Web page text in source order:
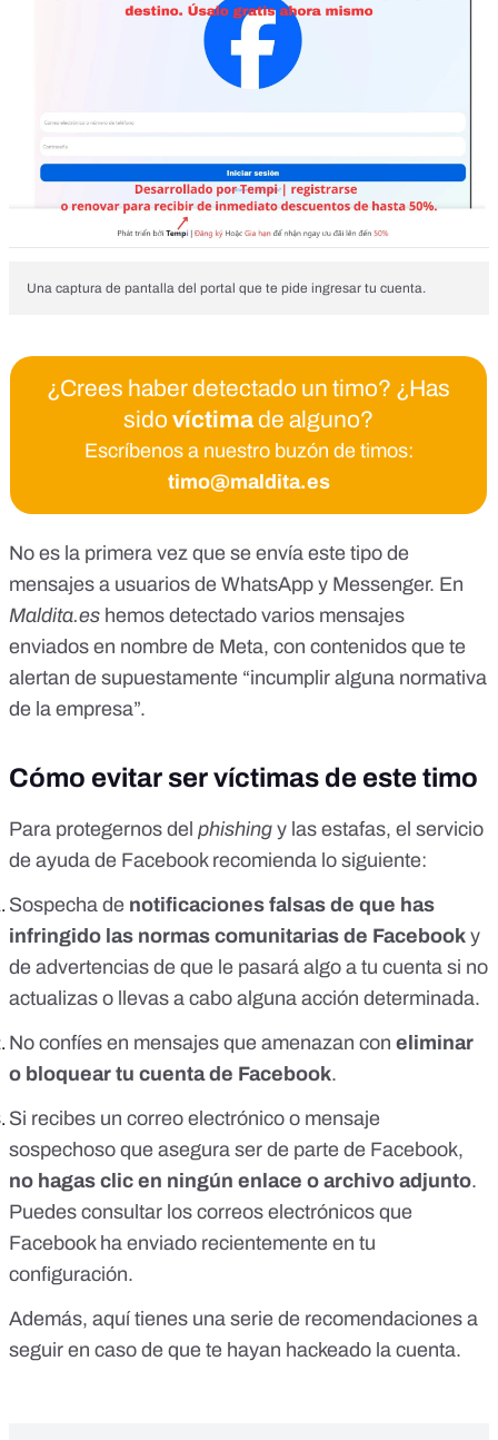
Una captura de pantalla del portal que te pide ingresar tu cuenta.
¿Crees haber detectado un timo? ¿Has
sidovíctimade alguno?
Escríbenos a nuestro buzón de timos:
timo@maldita.es
No es la primera vez que se envía este tipo de
mensajes a usuarios de WhatsApp y Messenger. En
Maldita.es hemos detectado varios mensajes
enviados en nombre de Meta, con contenidos que te
alertan de supuestamente “incumplir alguna normativa
de la empresa”.
Cómo evitar ser víctimas de este timo
Para protegernos del phishing y las estafas, el servicio
de ayuda de Facebookrecomienda lo siguiente:
Sospecha de notificaciones falsas de que has
infringido las normas comunitarias de Facebook y
de advertencias de que le pasará algo a tu cuenta si no
actualizas o llevas a cabo alguna acción determinada.
No confíes en mensajes que amenazan con eliminar
o bloquear tu cuenta de Facebook.
Si recibes un correo electrónico o mensaje
sospechoso que asegura ser de parte de Facebook,
no hagas clic en ningún enlace o archivo adjunto.
Puedes consultar los correos electrónicos que
Facebook ha enviado recientemente en tu
configuración.
Además, aquí tienes una serie de recomendaciones a
seguir en caso de que te hayan hackeado la cuenta.